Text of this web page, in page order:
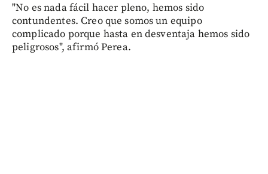
"No es nada fácil hacer pleno, hemos sido
contundentes. Creo que somos un equipo
complicado porque hasta en desventaja hemos sido
peligrosos", afirmó Perea.